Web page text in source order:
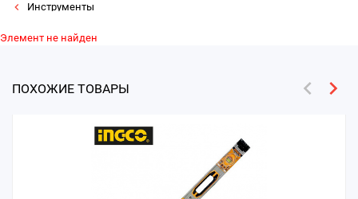
Инструменты
Элемент не найден
ПОХОЖИЕ ТОВАРЫ